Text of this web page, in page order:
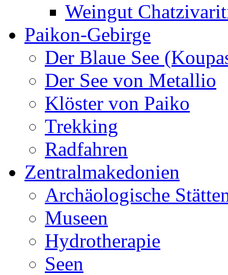
Weingut
Paikon-Gebirge
Der Blaue See
Der See von Metallio
Klöster von Paiko
Trekking
Radfahren
Zentralmakedonien
Archäologische
Museen
Hydrotherapie
Seen